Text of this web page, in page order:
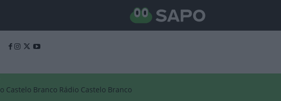
Rádio Castelo Branco